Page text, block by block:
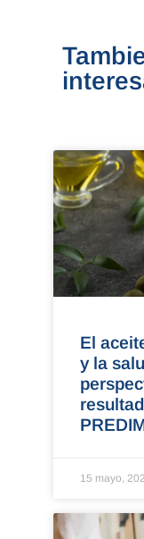
El
y la
15 mayo,